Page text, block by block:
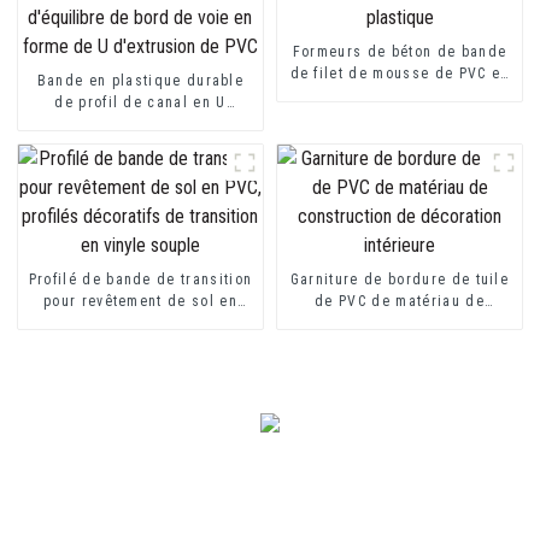
Bande en plastique durable
de profil de canal en U
en forme de U d'extrusion de
PVC
Formeurs de béton de bande
de filet de mousse de PVC en
Profilé de bande de transition
pour revêtement de sol en
Garniture de bordure de tuile
de PVC de matériau de